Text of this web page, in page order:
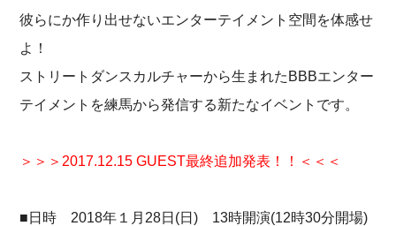
彼らにか作り出せないエンターテイメント空間を体感せ
よ！
ストリートダンスカルチャーから生まれたBBBエンター
テイメントを練馬から発信する新たなイベントです。
＞＞＞2017.12.15 GUEST最終追加発表！！＜＜＜
■日時 2018年１月28日(日) 13時開演(12時30分開場)